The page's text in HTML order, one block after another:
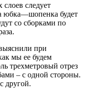
следует
юбка—шопенка будет
со сборками по
при
мы ее будем
трехметровый отрез
– с одной стороны.
другой.